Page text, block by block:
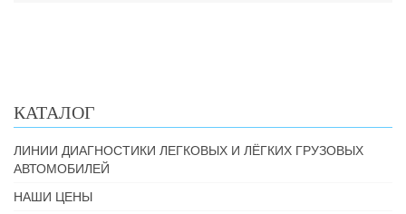
КАТАЛОГ
ЛИНИИ ДИАГНОСТИКИ ЛЕГКОВЫХ И ЛЁГКИХ ГРУЗОВЫХ
АВТОМОБИЛЕЙ
НАШИ ЦЕНЫ